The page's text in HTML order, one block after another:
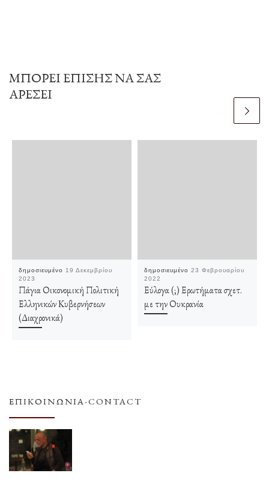
ΜΠΟΡΕΊ ΕΠΊΣΗΣ ΝΑ ΣΑΣ
ΑΡΈΣΕΙ
δημοσιευμένο 19 Δεκεμβρίου
2023
Πάγια Οικονομική Πολιτική
Ελληνικών Κυβερνήσεων
(Διαχρονικά)
δημοσιευμένο23 Φεβρουαρίου
2022
Εύλογα (;) Ερωτήματα σχετ.
με την Ουκρανία
ΕΠΙΚΟΙΝΩΝΊΑ-CONTACT